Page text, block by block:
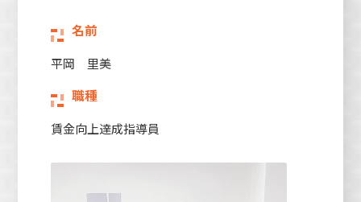
名前
平岡 里美
職種
賃金向上達成指導員